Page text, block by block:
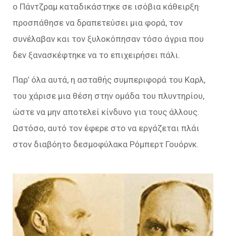
ο Πάντζραμ καταδικάστηκε σε ισόβια κάθειρξη·
προσπάθησε να δραπετεύσει μια φορά, τον
συνέλαβαν και τον ξυλοκόπησαν τόσο άγρια που
δεν ξανασκέφτηκε να το επιχειρήσει πάλι.
Παρ’ όλα αυτά, η ασταθής συμπεριφορά του Καρλ,
του χάρισε μια θέση στην ομάδα του πλυντηρίου,
ώστε να μην αποτελεί κίνδυνο για τους άλλους.
Ωστόσο, αυτό τον έφερε στο να εργάζεται πλάι
στον διαβόητο δεσμοφύλακα Ρόμπερτ Γουόρνκ.